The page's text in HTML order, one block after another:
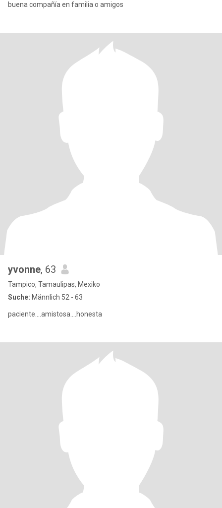
buena compañía en familia o amigos
yvonne, 63
Tampico, Tamaulipas, Mexiko
Suche: Männlich 52 - 63
paciente....amistosa....honesta